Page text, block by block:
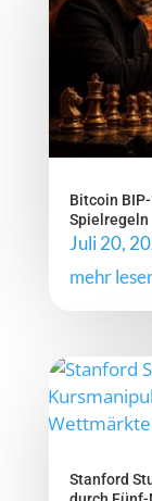
Bitcoin
Spielregeln
Juli 20,
mehr
Stanford